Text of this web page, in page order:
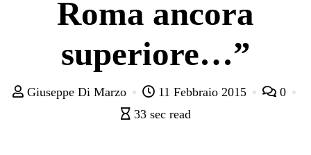
Roma ancora
superiore…”
Giuseppe Di Marzo 11 Febbraio 2015
0
33 sec read